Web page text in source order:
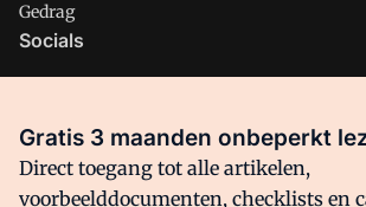
Gedrag
Socials
Facebook
Gratis 3 maanden onbeperkt
Direct toegang tot alle artikelen,
voorbeelddocumenten, checklists en